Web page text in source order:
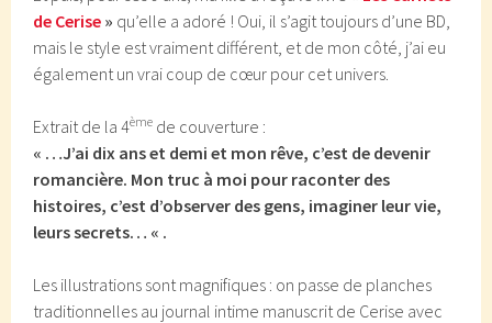
de Cerise » qu’elle a adoré ! Oui, il s’agit toujours d’une BD,
mais le style est vraiment différent, et de mon côté, j’ai eu
également un vrai coup de cœur pour cet univers.
Extrait de la 4ème de couverture :
« …J’ai dix ans et demi et mon rêve, c’est de devenir
romancière. Mon truc à moi pour raconter des
histoires, c’est d’observer des gens, imaginer leur vie,
leurs secrets… « .
Les illustrations sont magnifiques : on passe de planches
traditionnelles au journal intime manuscrit de Cerise avec